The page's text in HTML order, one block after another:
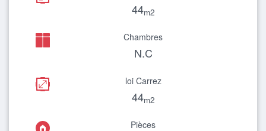
44m2
Chambres
N.C
loi Carrez
44m2
Pièces